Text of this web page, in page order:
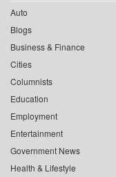
Auto
Blogs
Business & Finance
Cities
Columnists
Education
Employment
Entertainment
Government News
Health & Lifestyle